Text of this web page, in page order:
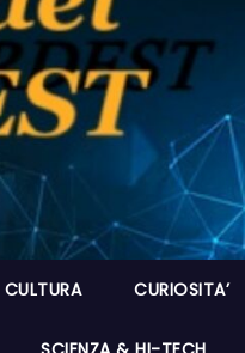
CULTURA CURIOSITA’